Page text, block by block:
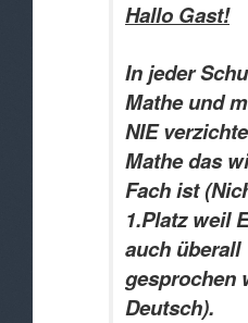
Hallo Gast!
In jeder
Mathe und
NIE
Mathe das
Fach ist
1.Platz weil
auch überall
gesprochen
Deutsch).